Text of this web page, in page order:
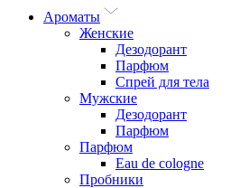
Ароматы
Женские
Дезодорант
Парфюм
Спрей для тела
Мужские
Дезодорант
Парфюм
Парфюм
Eau de cologne
Пробники